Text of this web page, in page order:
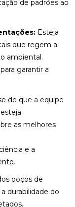
de padrões ao
Esteja
que regem a
ambiental.
garantir a
de que a equipe
as melhores
e a
poços de
durabilidade do